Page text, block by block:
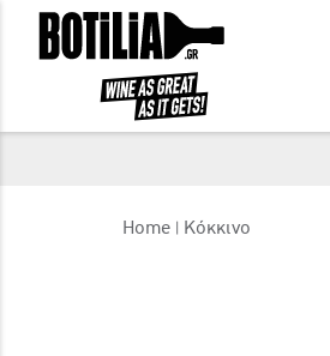
ΕΙΣΟΔΟΣ ΜΕΛΩΝ
Να με θυμάσαι
Home Κόκκινο